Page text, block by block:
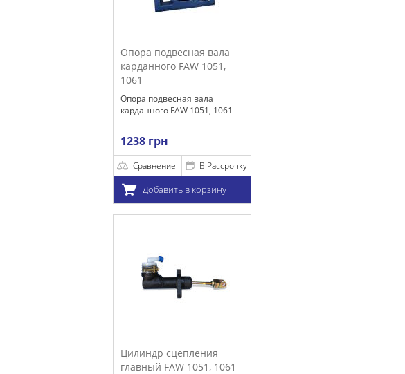
Опора подвесная вала
карданного FAW 1051,
Опора подвесная вала
карданного FAW 1051, 1061
В Рассрочку
Добавить в корзину
Цилиндр сцепления
главный FAW 1051, 1061